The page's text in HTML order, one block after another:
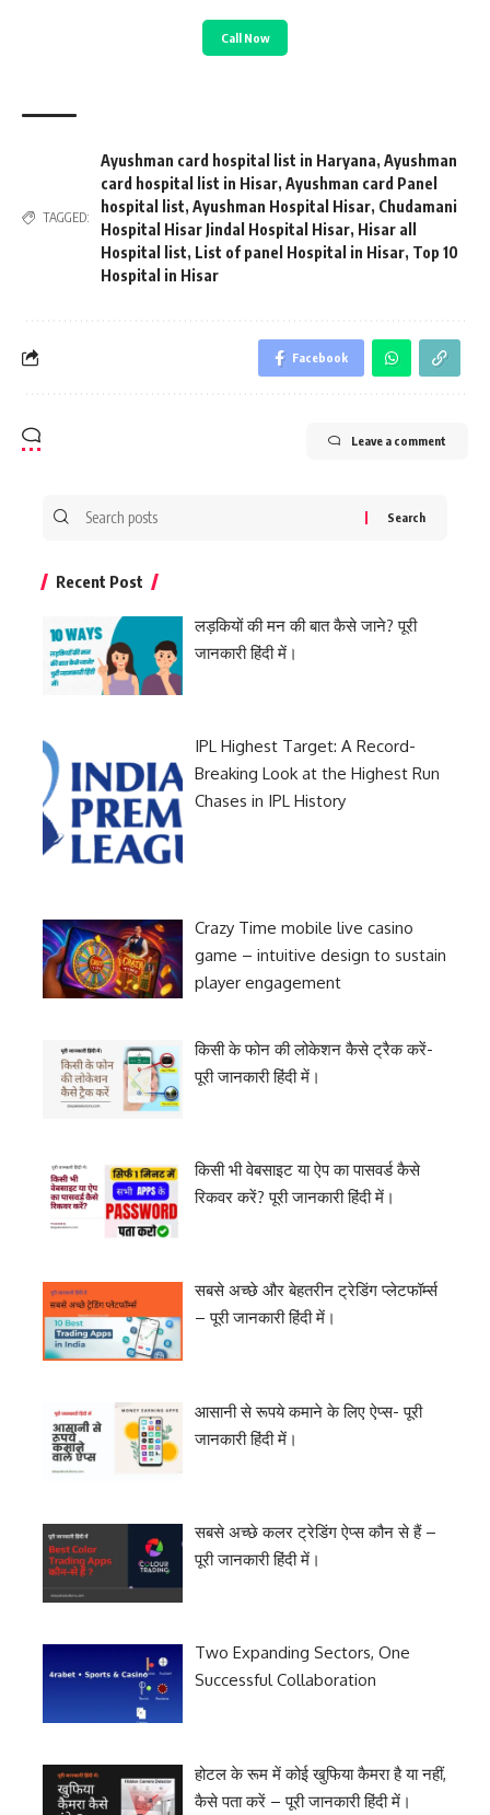
Call Now
TAGGED:
Ayushman card hospital list in Haryana, Ayushman
card hospital list in Hisar, Ayushman card Panel
hospital list, Ayushman Hospital Hisar, Chudamani
Hospital Hisar Jindal Hospital Hisar, Hisar all
Hospital list, List of panel Hospital in Hisar, Top 10
Hospital in Hisar
Facebook
Leave a comment
Search
Recent Post
लड़कियों की मन की बात कैसे जाने? पूरी
जानकारी हिंदी में।
IPL Highest Target: A Record-
Breaking Look at the Highest Run
Chases in IPL History
Crazy Time mobile live casino
game – intuitive design to sustain
player engagement
किसी के फोन की लोकेशन कैसे ट्रैक करें-
पूरी जानकारी हिंदी में।
किसी भी वेबसाइट या ऐप का पासवर्ड कैसे
रिकवर करें? पूरी जानकारी हिंदी में।
सबसे अच्छे और बेहतरीन ट्रेडिंग प्लेटफॉर्म्स
– पूरी जानकारी हिंदी में।
आसानी से रूपये कमाने के लिए ऐप्स- पूरी
जानकारी हिंदी में।
सबसे अच्छे कलर ट्रेडिंग ऐप्स कौन से हैं –
पूरी जानकारी हिंदी में।
Two Expanding Sectors, One
Successful Collaboration
होटल के रूम में कोई खुफिया कैमरा है या नहीं,
कैसे पता करें – पूरी जानकारी हिंदी में।